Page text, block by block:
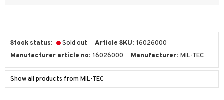
Stock status Sold out Article SKU 16026000
Manufacturer article no 16026000 Manufacturer MIL-TEC
Show all products from MIL-TEC